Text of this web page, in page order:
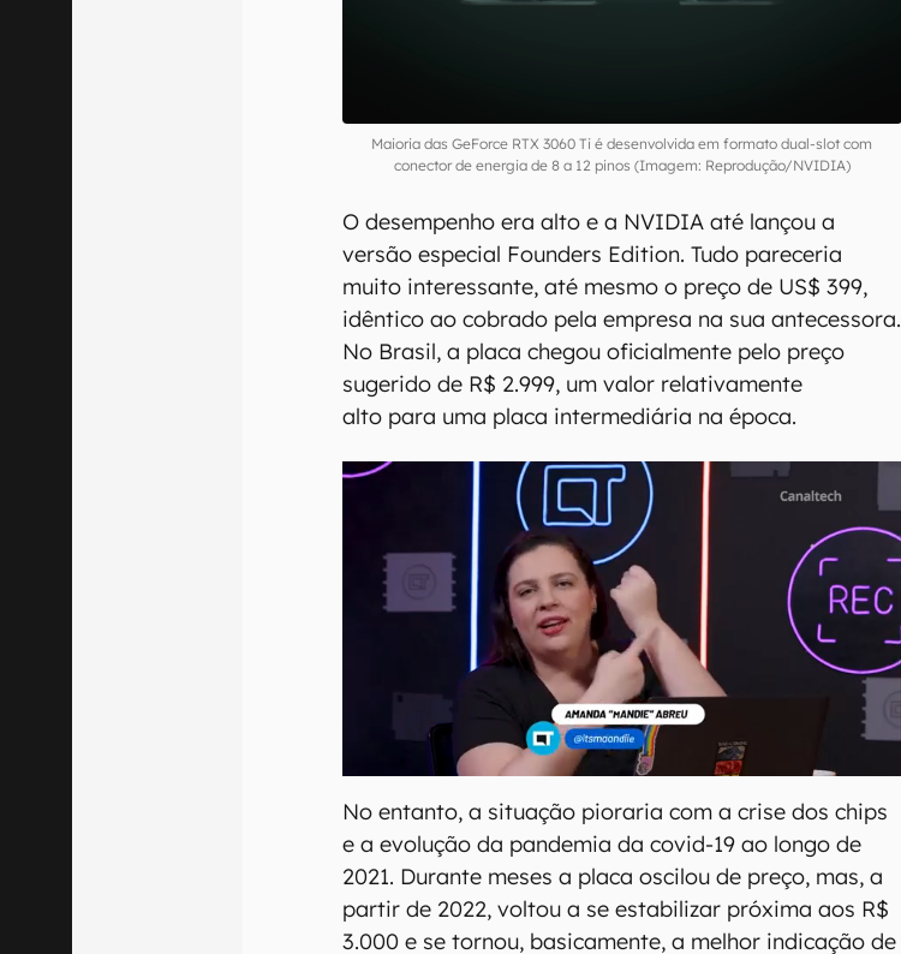
Maioria das GeForce RTX 3060 Ti é desenvolvida em formato dual-slot com
conector de energia de 8 a 12 pinos (Imagem: Reprodução/NVIDIA)
O desempenho era alto e a NVIDIA até lançou a
versão especial Founders Edition. Tudo pareceria
muito interessante, até mesmo o preço de US$ 399,
idêntico ao cobrado pela empresa na sua antecessora.
No Brasil, a placa chegou oficialmente pelo preço
sugerido de R$ 2.999, um valor relativamente
alto para uma placa intermediária na época.
No entanto, a situação pioraria com a crise dos chips
e a evolução da pandemia da covid-19 ao longo de
2021. Durante meses a placa oscilou de preço, mas, a
partir de 2022, voltou a se estabilizar próxima aos R$
3.000 e se tornou, basicamente, a melhor indicação de